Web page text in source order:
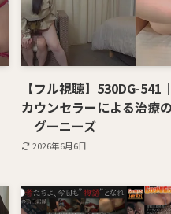
【フル視聴】530DG-541
カウンセラーによる治療
｜グーニーズ
2026年6月6日